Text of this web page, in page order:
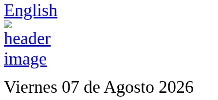
English
Viernes 07 de Agosto 2026